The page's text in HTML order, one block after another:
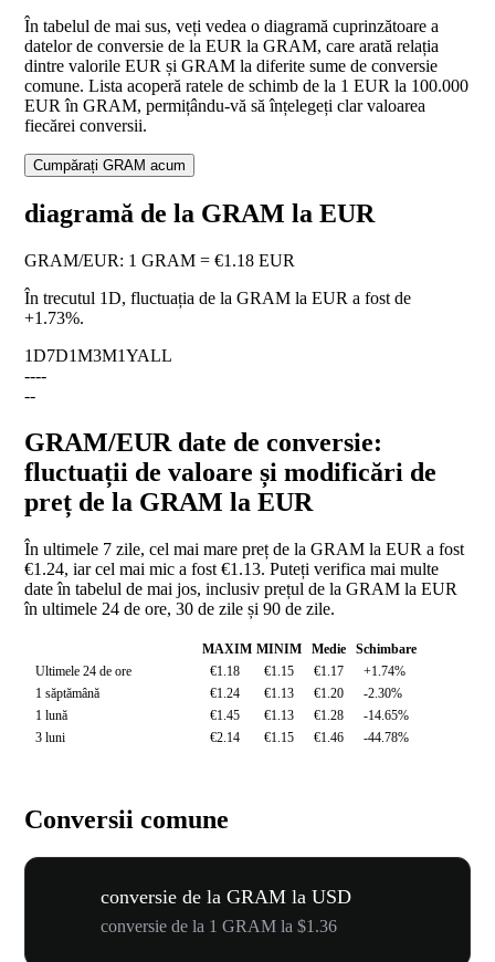
În tabelul de mai sus, veți vedea o diagramă cuprinzătoare a
datelor de conversie de la EUR la GRAM, care arată relația
dintre valorile EUR și GRAM la diferite sume de conversie
comune. Lista acoperă ratele de schimb de la 1 EUR la 100.000
EUR în GRAM, permițându-vă să înțelegeți clar valoarea
fiecărei conversii.
Cumpărați GRAM acum
diagramă de la GRAM la EUR
GRAM/EUR: 1 GRAM = €1.18 EUR
În trecutul 1D, fluctuația de la GRAM la EUR a fost de
+1.73%.
1D7D1M3M1YALL
----
--
GRAM/EUR date de conversie:
fluctuații de valoare și modificări de
preț de la GRAM la EUR
În ultimele 7 zile, cel mai mare preț de la GRAM la EUR a fost
€1.24, iar cel mai mic a fost €1.13. Puteți verifica mai multe
date în tabelul de mai jos, inclusiv prețul de la GRAM la EUR
în ultimele 24 de ore, 30 de zile și 90 de zile.
MAXIM MINIM Medie
Schimbare
Ultimele 24 de ore
€1.18 €1.15 €1.17
+1.74%
1 săptămână
€1.24 €1.13 €1.20
-2.30%
1 lună
€1.45 €1.13 €1.28
-14.65%
3 luni
€2.14 €1.15 €1.46 -44.78%
Conversii comune
conversie de la GRAM la USD
conversie de la 1 GRAM la $1.36